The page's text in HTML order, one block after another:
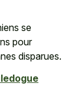
se
pour
disparues.